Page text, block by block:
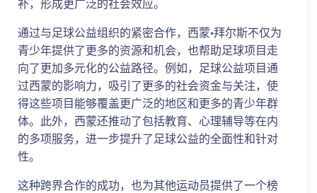
补，形成更广泛的社会效应。
通过与足球公益组织的紧密合作，西蒙·拜尔斯不仅为
青少年提供了更多的资源和机会，也帮助足球项目走
向了更加多元化的公益路径。例如，足球公益项目通
过西蒙的影响力，吸引了更多的社会资金与关注，使
得这些项目能够覆盖更广泛的地区和更多的青少年群
体。此外，西蒙还推动了包括教育、心理辅导等在内
的多项服务，进一步提升了足球公益的全面性和针对
性。
这种跨界合作的成功，也为其他运动员提供了一个榜